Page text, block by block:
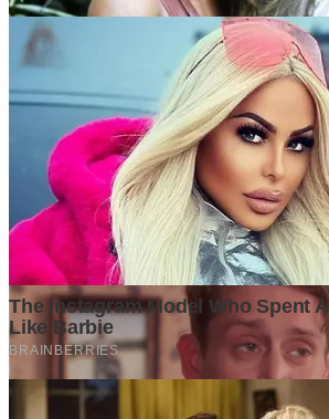
Kesalahan yang Sering Terjadi Saat
Penelitian dan Cara Menghindarinya
GrapadiNews
©2026 GrapadiNews. All rights reserved.